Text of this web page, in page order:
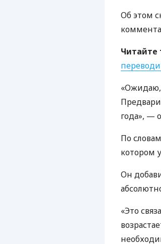
Об этом
Читайте
«Ожидаю,
года», —
По
котором
Он
«Это